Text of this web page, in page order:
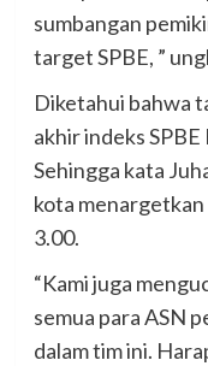
sumbangan
target SPBE, ”
Diketahui bahwa
akhir indeks
Sehingga kata
kota
3.00.
“Kami juga
semua para ASN
dalam tim ini.